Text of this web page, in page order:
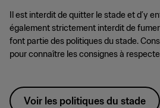
Il est interdit de quitter le stade et d’y
également strictement interdit de
font partie des politiques du stade.
pour connaître les consignes à
Voir les politiques du stade